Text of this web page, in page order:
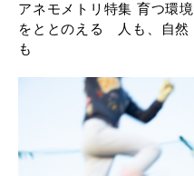
アネモメトリ特集 育つ環境
をととのえる 人も、自然
も